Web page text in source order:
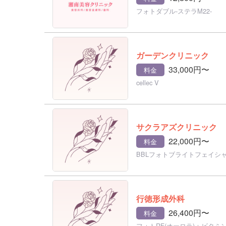
フォトダブル-ステラM22-
ガーデンクリニック
料金 33,000円〜
cellec V
サクラアズクリニック
料金 22,000円〜
BBLフォトブライトフェイシ
行徳形成外科
料金 26,400円〜